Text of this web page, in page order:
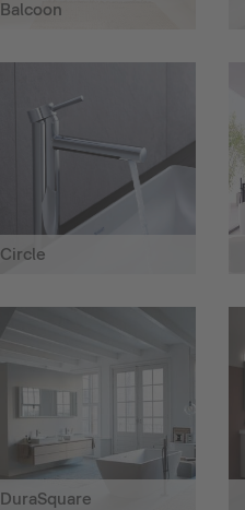
Balcoon
Circle
DuraSquare